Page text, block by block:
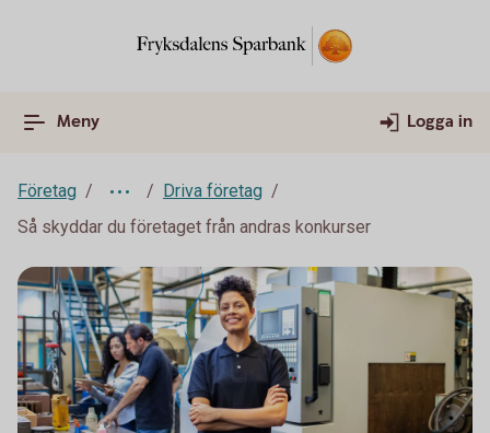
Meny Logga in
Företag
Driva företag
Så skyddar du företaget från andras konkurser